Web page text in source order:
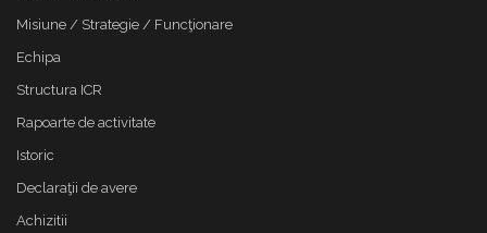
Misiune / Strategie / Funcţionare
Echipa
Structura ICR
Rapoarte de activitate
Istoric
Declaraţii de avere
Achizitii